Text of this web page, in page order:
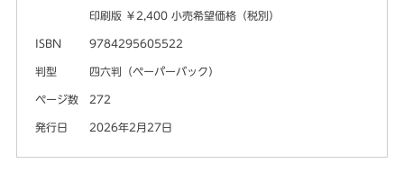
印刷版 ￥2,400 小売希望価格（税別）
ISBN 9784295605522
判型 四六判（ペーパーバック）
ページ数 272
発行日 2026年2月27日